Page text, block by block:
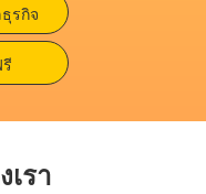
รกิจ
รา